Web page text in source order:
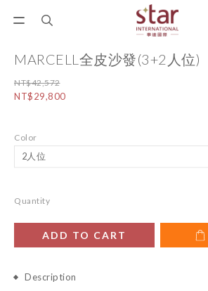
MARCELL全皮沙發(3+2人位)
NT$42,572
NT$29,800
Color
Quantity
ADD TO CART
Description